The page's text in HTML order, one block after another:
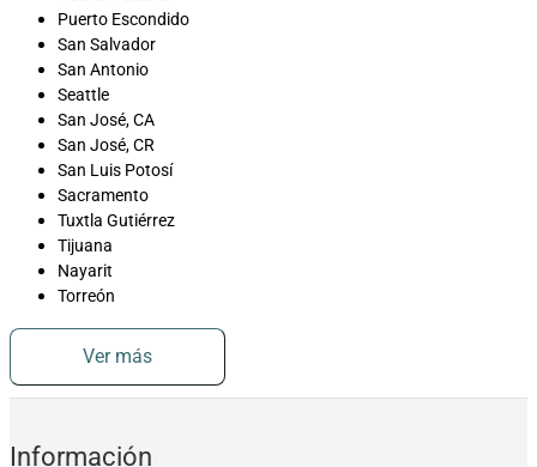
Puerto Escondido
San Salvador
San Antonio
Seattle
San José, CA
San José, CR
San Luis Potosí
Sacramento
Tuxtla Gutiérrez
Tijuana
Nayarit
Torreón
Ver más
Información